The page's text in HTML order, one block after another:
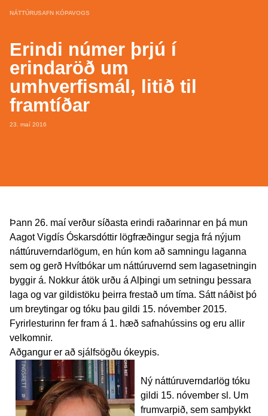
NÁTTÚRUSAFN KÓPAVOGS
Erindi númer þrjú í
erindaröð um
umhverfismál, litið til
framtíðar
23. maí 2016
Þann 26. maí verður síðasta erindi raðarinnar en þá mun
Aagot Vigdís Óskarsdóttir lögfræðingur segja frá nýjum
náttúruverndarlögum, en hún kom að samningu laganna
sem og gerð Hvítbókar um náttúruvernd sem lagasetningin
byggir á. Nokkur átök urðu á Alþingi um setningu þessara
laga og var gildistöku þeirra frestað um tíma. Sátt náðist þó
um breytingar og tóku þau gildi 15. nóvember 2015.
Fyrirlesturinn fer fram á 1. hæð safnahússins og eru allir
velkomnir.
Aðgangur er að sjálfsögðu ókeypis.
Ný náttúruverndarlög tóku
gildi 15. nóvember sl. Um
frumvarpið, sem samþykkt